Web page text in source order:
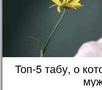
Топ-5 табу, о